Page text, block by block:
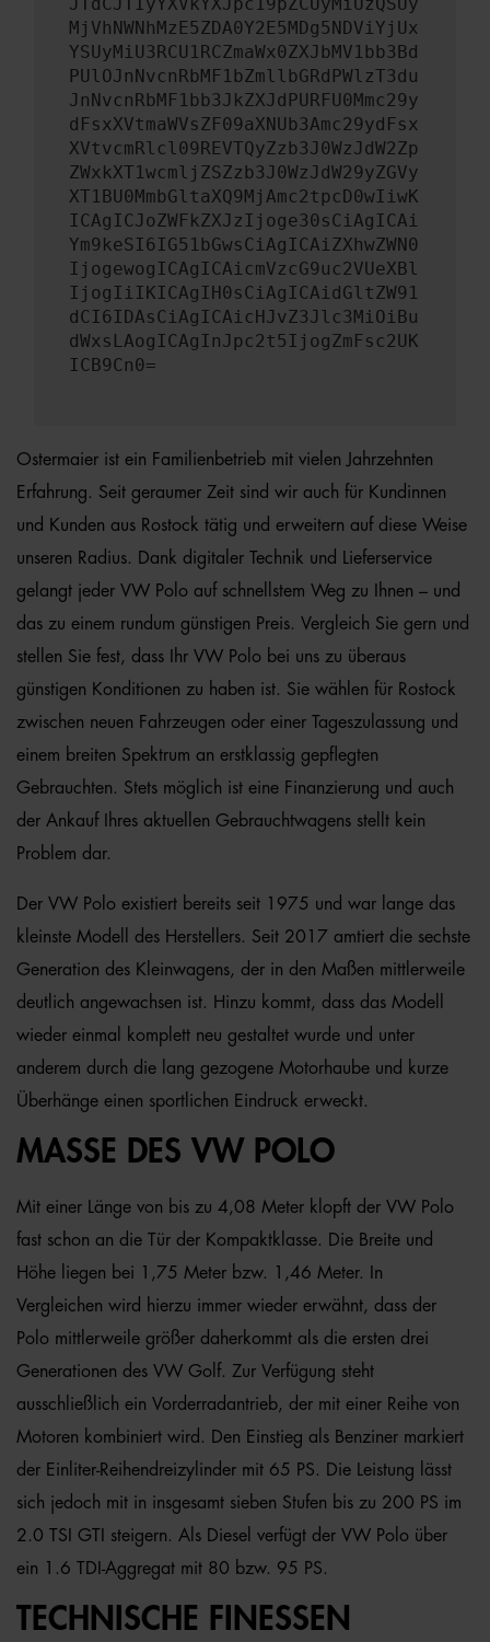
MjVhNWNhMzE5ZDA0Y2E5MDg5NDViYjUx
YSUyMiU3RCU1RCZmaWx0ZXJbMV1bb3Bd
PUlOJnNvcnRbMF1bZmllbGRdPWlzT3du
JnNvcnRbMF1bb3JkZXJdPURFU0Mmc29y
dFsxXVtmaWVsZF09aXNUb3Amc29ydFsx
XVtvcmRlcl09REVTQyZzb3J0WzJdW2Zp
ZWxkXT1wcmljZSZzb3J0WzJdW29yZGVy
XT1BU0MmbGltaXQ9MjAmc2tpcD0wIiwK
ICAgICJoZWFkZXJzIjoge30sCiAgICAi
Ym9keSI6IG51bGwsCiAgICAiZXhwZWN0
IjogewogICAgICAicmVzcG9uc2VUeXBl
IjogIiIKICAgIH0sCiAgICAidGltZW91
dCI6IDAsCiAgICAicHJvZ3Jlc3MiOiBu
dWxsLAogICAgInJpc2t5IjogZmFsc2UK
ICB9Cn0=
Ostermaier ist ein Familienbetrieb mit vielen Jahrzehnten
Erfahrung. Seit geraumer Zeit sind wir auch für Kundinnen
und Kunden aus Rostock tätig und erweitern auf diese Weise
unseren Radius. Dank digitaler Technik und Lieferservice
gelangt jeder VW Polo auf schnellstem Weg zu Ihnen – und
das zu einem rundum günstigen Preis. Vergleich Sie gern und
stellen Sie fest, dass Ihr VW Polo bei uns zu überaus
günstigen Konditionen zu haben ist. Sie wählen für Rostock
zwischen neuen Fahrzeugen oder einer Tageszulassung und
einem breiten Spektrum an erstklassig gepflegten
Gebrauchten. Stets möglich ist eine Finanzierung und auch
der Ankauf Ihres aktuellen Gebrauchtwagens stellt kein
Problem dar.
Der VW Polo existiert bereits seit 1975 und war lange das
kleinste Modell des Herstellers. Seit 2017 amtiert die sechste
Generation des Kleinwagens, der in den Maßen mittlerweile
deutlich angewachsen ist. Hinzu kommt, dass das Modell
wieder einmal komplett neu gestaltet wurde und unter
anderem durch die lang gezogene Motorhaube und kurze
Überhänge einen sportlichen Eindruck erweckt.
MASSE DES VW POLO
Mit einer Länge von bis zu 4,08 Meter klopft der VW Polo
fast schon an die Tür der Kompaktklasse. Die Breite und
Höhe liegen bei 1,75 Meter bzw. 1,46 Meter. In
Vergleichen wird hierzu immer wieder erwähnt, dass der
Polo mittlerweile größer daherkommt als die ersten drei
Generationen des VW Golf. Zur Verfügung steht
ausschließlich ein Vorderradantrieb, der mit einer Reihe von
Motoren kombiniert wird. Den Einstieg als Benziner markiert
der Einliter-Reihendreizylinder mit 65 PS. Die Leistung lässt
sich jedoch mit in insgesamt sieben Stufen bis zu 200 PS im
2.0 TSI GTI steigern. Als Diesel verfügt der VW Polo über
ein 1.6 TDI-Aggregat mit 80 bzw. 95 PS.
TECHNISCHE FINESSEN